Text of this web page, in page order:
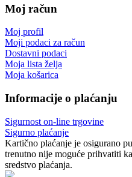
Moj račun
Moj profil
Moji podaci za račun
Dostavni podaci
Moja lista želja
Moja košarica
Informacije o plaćanju
Sigurnost on-line trgovine
Sigurno plaćanje
Kartično plaćanje je osigurano
trenutno nije moguće prihvatiti
sredstvo plaćanja.